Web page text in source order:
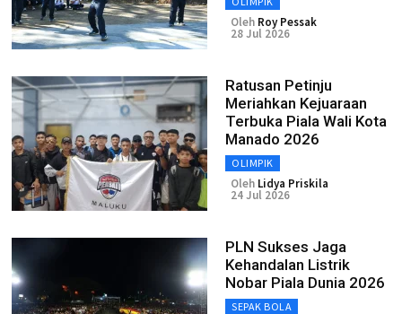
Oleh Roy Pessak
28 Jul 2026
Ratusan Petinju
Meriahkan Kejuaraan
Terbuka Piala Wali Kota
Manado 2026
OLIMPIK
Oleh Lidya Priskila
24 Jul 2026
PLN Sukses Jaga
Kehandalan Listrik
Nobar Piala Dunia 2026
SEPAK BOLA